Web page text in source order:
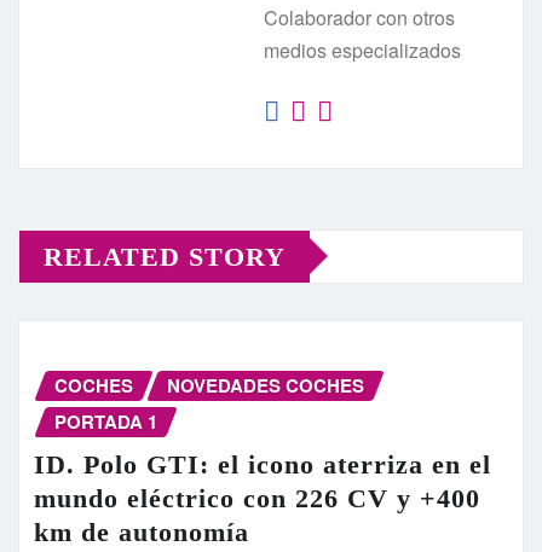
Colaborador con otros
medios especializados
RELATED STORY
COCHES
NOVEDADES COCHES
PORTADA 1
ID. Polo GTI: el icono aterriza en el
mundo eléctrico con 226 CV y +400
km de autonomía